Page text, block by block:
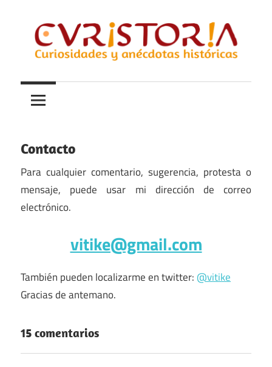
contenido
Curistoria
y
anécdotas
historia
Contacto
Para cualquier comentario, sugerencia, protesta o
mensaje, puede usar mi dirección de correo
electrónico.
vitike@gmail.com
También pueden localizarme en twitter:@vitike
Gracias de antemano.
15 comentarios